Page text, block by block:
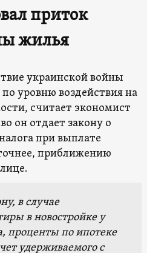
приток
жилья
украинской войны
уровню воздействия на
считает экономист
он отдает закону о
при выплате
приближению
в случае
в новостройке у
проценты по ипотеке
удерживаемого с